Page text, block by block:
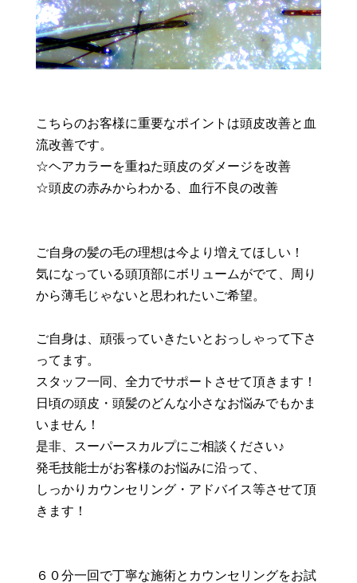
こちらのお客様に重要なポイントは頭皮改善と血
流改善です。
☆ヘアカラーを重ねた頭皮のダメージを改善
☆頭皮の赤みからわかる、血行不良の改善
ご自身の髪の毛の理想は今より増えてほしい！
気になっている頭頂部にボリュームがでて、周り
から薄毛じゃないと思われたいご希望。
ご自身は、頑張っていきたいとおっしゃって下さ
ってます。
スタッフ一同、全力でサポートさせて頂きます！
日頃の頭皮・頭髪のどんな小さなお悩みでもかま
いません！
是非、スーパースカルプにご相談ください♪
発毛技能士がお客様のお悩みに沿って、
しっかりカウンセリング・アドバイス等させて頂
きます！
６０分一回で丁寧な施術とカウンセリングをお試